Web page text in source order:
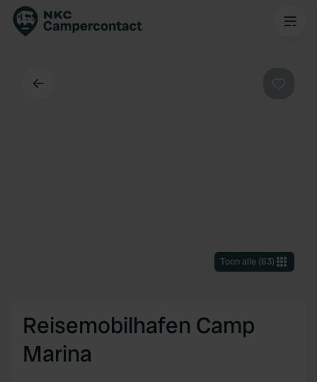
Toon alle(63)
Reisemobilhafen Camp
Marina